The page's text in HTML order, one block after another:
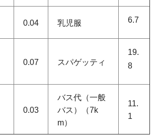
0.04 乳児服 6.7
0.07 スパゲッティ
19.
8
0.03
バス代（一般
バス）（7k
m）
11.
1